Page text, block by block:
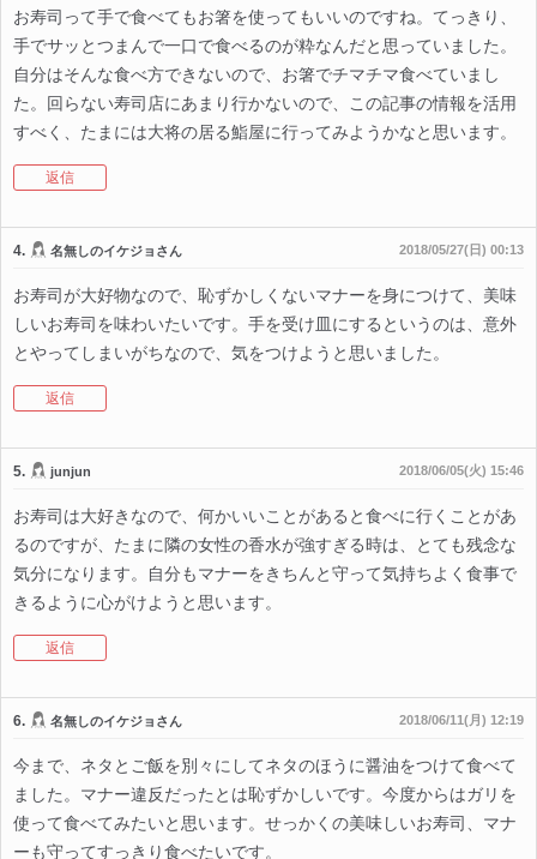
お寿司って手で食べてもお箸を使ってもいいのですね。てっきり、
手でサッとつまんで一口で食べるのが粋なんだと思っていました。
自分はそんな食べ方できないので、お箸でチマチマ食べていまし
た。回らない寿司店にあまり行かないので、この記事の情報を活用
すべく、たまには大将の居る鮨屋に行ってみようかなと思います。
返信
4. 名無しのイケジョさん 2018/05/27(日) 00:13
お寿司が大好物なので、恥ずかしくないマナーを身につけて、美味
しいお寿司を味わいたいです。手を受け皿にするというのは、意外
とやってしまいがちなので、気をつけようと思いました。
返信
5. junjun 2018/06/05(火) 15:46
お寿司は大好きなので、何かいいことがあると食べに行くことがあ
るのですが、たまに隣の女性の香水が強すぎる時は、とても残念な
気分になります。自分もマナーをきちんと守って気持ちよく食事で
きるように心がけようと思います。
返信
6. 名無しのイケジョさん 2018/06/11(月) 12:19
今まで、ネタとご飯を別々にしてネタのほうに醤油をつけて食べて
ました。マナー違反だったとは恥ずかしいです。今度からはガリを
使って食べてみたいと思います。せっかくの美味しいお寿司、マナ
ーも守ってすっきり食べたいです。